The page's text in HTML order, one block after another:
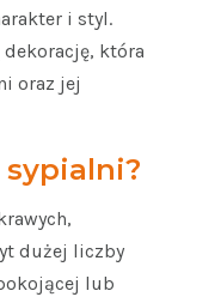
i styl.
dekorację, która
oraz jej
dużej liczby
lub